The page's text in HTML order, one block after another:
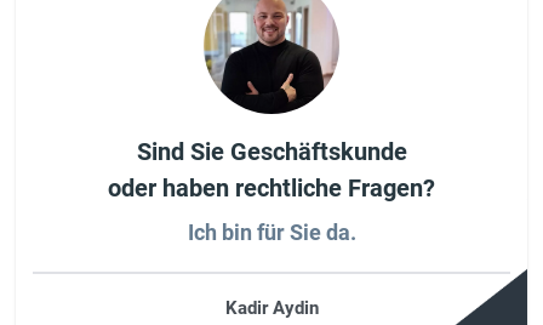
Sind Sie Geschäftskunde
oder haben rechtliche Fragen?
Ich bin für Sie da.
Kadir Aydin